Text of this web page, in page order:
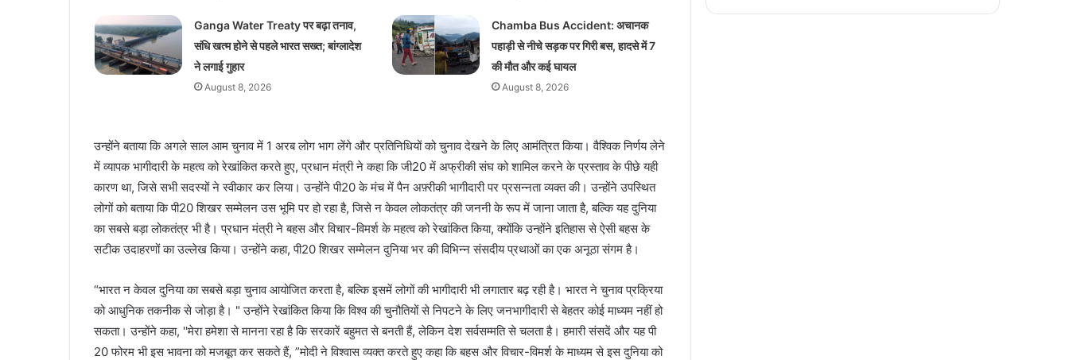
Ganga Water Treaty पर बढ़ा तनाव,
संधि खत्म होने से पहले भारत सख्त; बांग्लादेश
ने लगाई गुहार
August 8, 2026
Chamba Bus Accident: अचानक
पहाड़ी से नीचे सड़क पर गिरी बस, हादसे में 7
की मौत और कई घायल
August 8, 2026
उन्होंने बताया कि अगले साल आम चुनाव में 1 अरब लोग भाग लेंगे और प्रतिनिधियों को चुनाव देखने के लिए आमंत्रित किया। वैश्विक निर्णय लेने
में व्यापक भागीदारी के महत्व को रेखांकित करते हुए, प्रधान मंत्री ने कहा कि जी20 में अफ्रीकी संघ को शामिल करने के प्रस्ताव के पीछे यही
कारण था, जिसे सभी सदस्यों ने स्वीकार कर लिया। उन्होंने पी20 के मंच में पैन अफ़्रीकी भागीदारी पर प्रसन्नता व्यक्त की। उन्होंने उपस्थित
लोगों को बताया कि पी20 शिखर सम्मेलन उस भूमि पर हो रहा है, जिसे न केवल लोकतंत्र की जननी के रूप में जाना जाता है, बल्कि यह दुनिया
का सबसे बड़ा लोकतंत्र भी है। प्रधान मंत्री ने बहस और विचार-विमर्श के महत्व को रेखांकित किया, क्योंकि उन्होंने इतिहास से ऐसी बहस के
सटीक उदाहरणों का उल्लेख किया। उन्होंने कहा, पी20 शिखर सम्मेलन दुनिया भर की विभिन्न संसदीय प्रथाओं का एक अनूठा संगम है।
“भारत न केवल दुनिया का सबसे बड़ा चुनाव आयोजित करता है, बल्कि इसमें लोगों की भागीदारी भी लगातार बढ़ रही है। भारत ने चुनाव प्रक्रिया
को आधुनिक तकनीक से जोड़ा है। " उन्होंने रेखांकित किया कि विश्व की चुनौतियों से निपटने के लिए जनभागीदारी से बेहतर कोई माध्यम नहीं हो
सकता। उन्होंने कहा, ''मेरा हमेशा से मानना रहा है कि सरकारें बहुमत से बनती हैं, लेकिन देश सर्वसम्मति से चलता है। हमारी संसदें और यह पी
20 फोरम भी इस भावना को मजबूत कर सकते हैं, ”मोदी ने विश्वास व्यक्त करते हुए कहा कि बहस और विचार-विमर्श के माध्यम से इस दुनिया को